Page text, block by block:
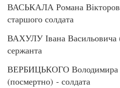
ВАСЬКАЛА Романа
старшого солдата
ВАХУЛУ Івана Васильовича
сержанта
ВЕРБИЦЬКОГО Володимира
(посмертно) - солдата